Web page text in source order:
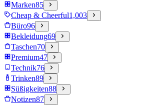
Marken85
Cheap & Cheerful1,003
Büro96
Bekleidung69
Taschen70
Premium47
Technik76
Trinken89
Süßigkeiten88
Notizen87